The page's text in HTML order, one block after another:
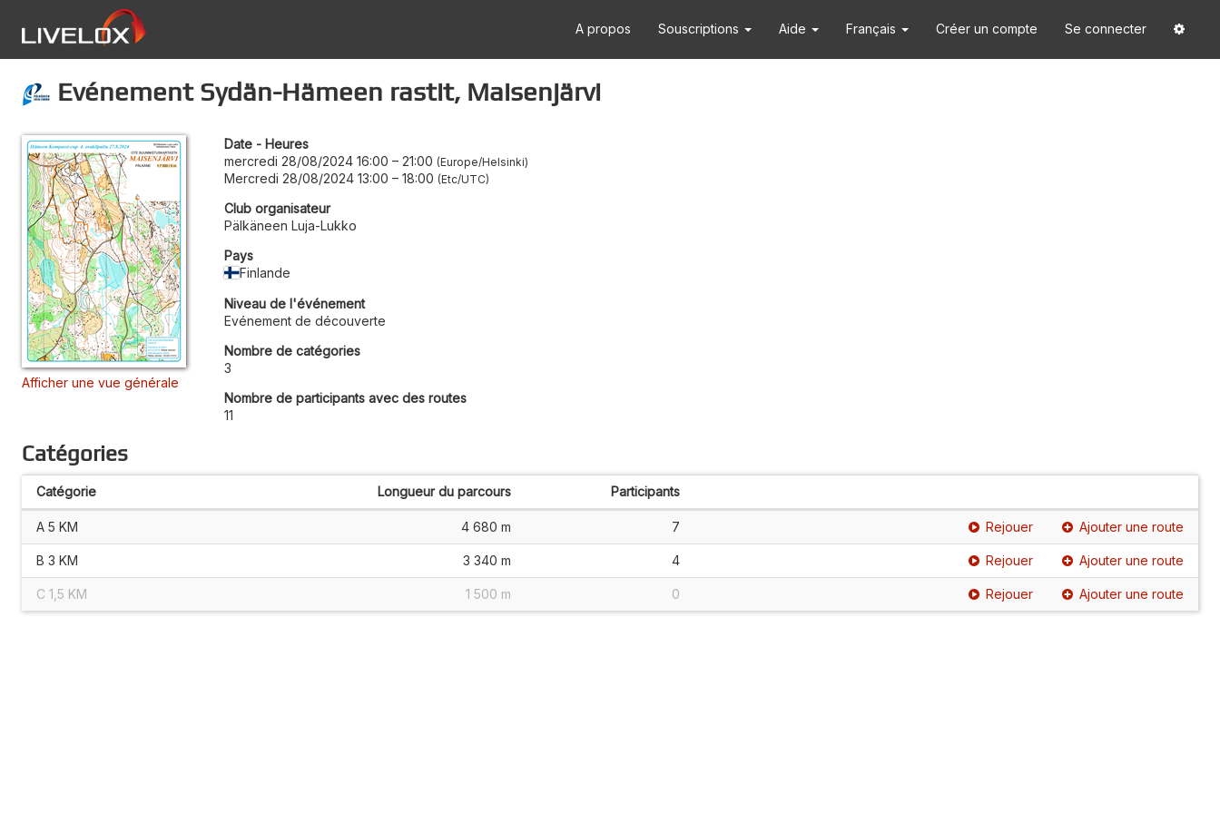
A propos Souscriptions Aide Français Créer un compte Se connecter
Evénement Sydän-Hämeen rastit, Maisenjärvi
Afficher une vue générale
Date - Heures
mercredi 28/08/2024 16:00 – 21:00 Europe/Helsinki
Mercredi 28/08/2024 13:00 – 18:00 Etc/UTC
Club organisateur
Pälkäneen Luja-Lukko
Pays
Finlande
Niveau de l'événement
Evénement de découverte
Nombre de catégories
3
Nombre de participants avec des routes
11
Catégories
Catégorie Longueur du parcours Participants
A 5 KM 4 680 m 7 Rejouer Ajouter une route
B 3 KM 3 340 m 4 Rejouer Ajouter une route
C 1,5 KM 1 500 m 0 Rejouer Ajouter une route